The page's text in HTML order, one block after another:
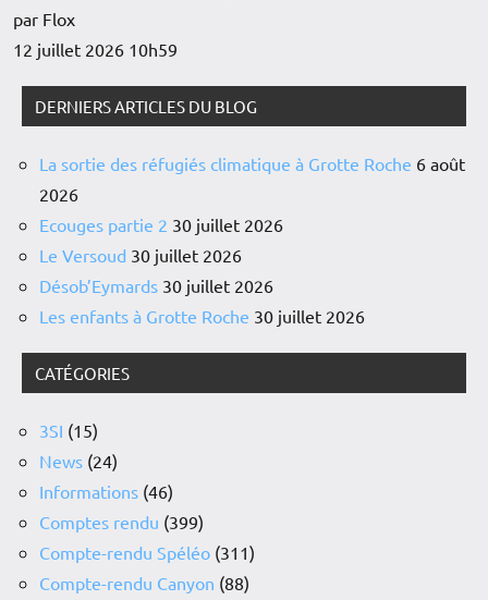
par Flox
12 juillet 2026 10h59
DERNIERS ARTICLES DU BLOG
La sortie des réfugiés climatique à Grotte Roche 6 août
2026
Ecouges partie 2 30 juillet 2026
Le Versoud 30 juillet 2026
Désob’Eymards 30 juillet 2026
Les enfants à Grotte Roche 30 juillet 2026
CATÉGORIES
3SI (15)
News (24)
Informations (46)
Comptes rendu (399)
Compte-rendu Spéléo (311)
Compte-rendu Canyon (88)